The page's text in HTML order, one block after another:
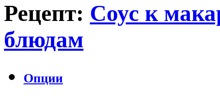
Рецепт: Соус к
блюдам
Опции